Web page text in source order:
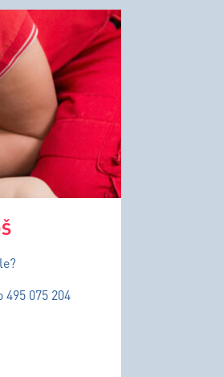
075 204